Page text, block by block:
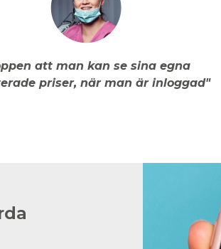
att man kan se sina egna
priser, när man är inloggad"